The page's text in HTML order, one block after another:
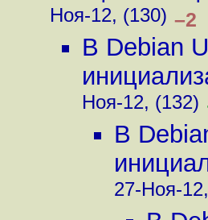
Ноя-12, (130) –2
В Debian
Ноя-12, (132)
В
27-Ноя-